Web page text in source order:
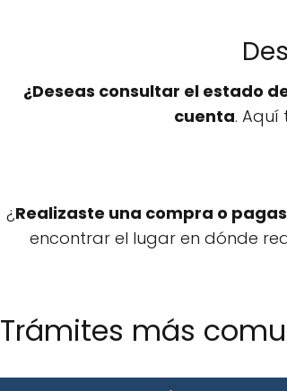
¿Deseas consultar el estado
cuenta. Aquí
¿Realizaste una compra o
encontrar el lugar en dónde
Trámites más